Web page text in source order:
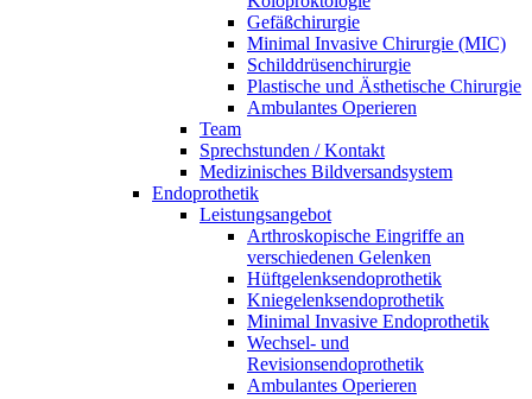
Gefäßchirurgie
Minimal Invasive Chirurgie (MIC)
Schilddrüsenchirurgie
Plastische und Ästhetische Chirurgie
Ambulantes Operieren
Team
Sprechstunden / Kontakt
Medizinisches Bildversandsystem
Endoprothetik
Leistungsangebot
Arthroskopische Eingriffe an
verschiedenen Gelenken
Hüftgelenksendoprothetik
Kniegelenksendoprothetik
Minimal Invasive Endoprothetik
Wechsel- und
Revisionsendoprothetik
Ambulantes Operieren